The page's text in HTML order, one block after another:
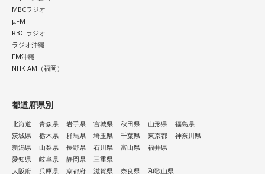
MBCラジオ
μFM
RBCiラジオ
ラジオ沖縄
FM沖縄
NHK AM（福岡）
都道府県別
北海道 青森県 岩手県 宮城県 秋田県 山形県
福島県
茨城県
栃木県 群馬県 埼玉県 千葉県 東京都
神奈川県
新潟県
山梨県 長野県 石川県 富山県
福井県
愛知県
岐阜県 静岡県
三重県
大阪府
兵庫県 京都府 滋賀県 奈良県 和歌山県